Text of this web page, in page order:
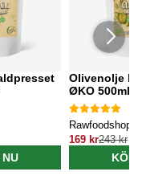
NU
Olivenolje
ØKO 500ml
Rawfoodshop
169 kr243 kr
KÖP